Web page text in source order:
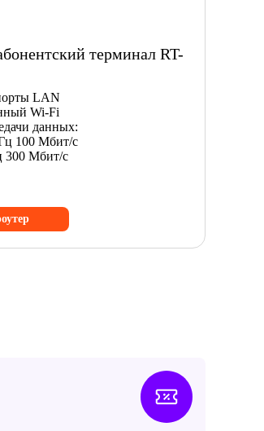
терминал RT-
LAN
Wi-Fi
данных:
100 Мбит/с
300 Мбит/с